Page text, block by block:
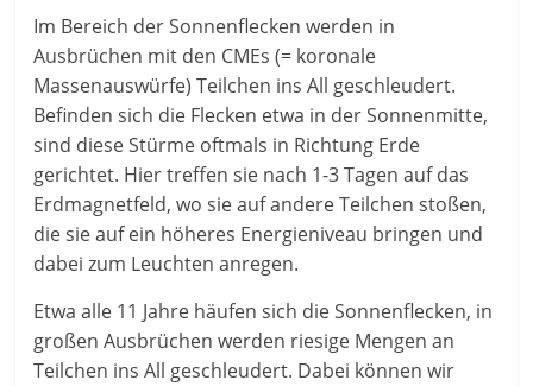
Im Bereich der Sonnenflecken werden in
Ausbrüchen mit den CMEs (= koronale
Massenauswürfe) Teilchen ins All geschleudert.
Befinden sich die Flecken etwa in der Sonnenmitte,
sind diese Stürme oftmals in Richtung Erde
gerichtet. Hier treffen sie nach 1-3 Tagen auf das
Erdmagnetfeld, wo sie auf andere Teilchen stoßen,
die sie auf ein höheres Energieniveau bringen und
dabei zum Leuchten anregen.
Etwa alle 11 Jahre häufen sich die Sonnenflecken, in
großen Ausbrüchen werden riesige Mengen an
Teilchen ins All geschleudert. Dabei können wir